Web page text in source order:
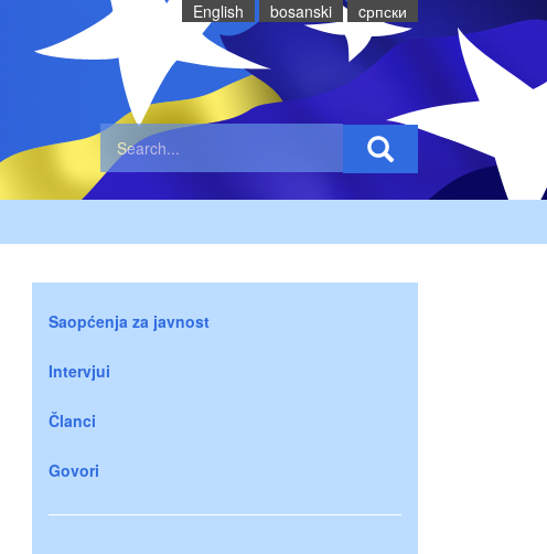
English bosanski cрпски
Saopćenja za javnost
Intervjui
Članci
Govori